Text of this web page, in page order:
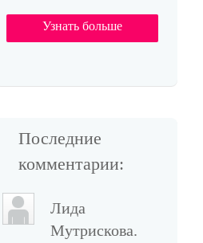
Узнать больше
Последние
комментарии:
Лида
Мутрискова.